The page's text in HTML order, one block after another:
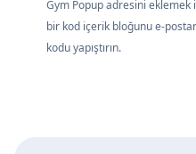
Gym Popup adresini eklemek
bir kod içerik bloğunu e-
kodu yapıştırın.